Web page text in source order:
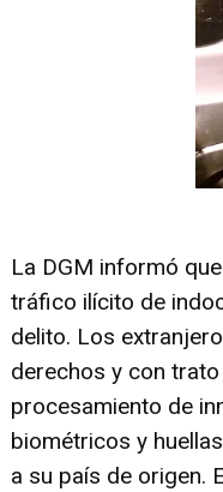
La DGM informó
tráfico ilícito de
delito. Los
derechos y con
procesamiento de
biométricos y
a su país de origen.